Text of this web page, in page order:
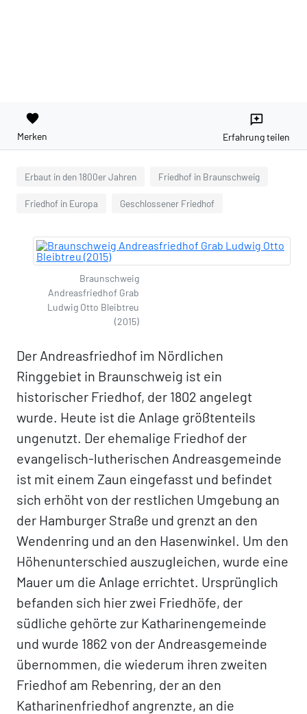
favorite
Merken
reviews
Erfahrung teilen
Erbaut in den 1800er Jahren Friedhof in Braunschweig
Friedhof in Europa Geschlossener Friedhof
Braunschweig
Andreasfriedhof Grab
Ludwig Otto Bleibtreu
(2015)
Der Andreasfriedhof im Nördlichen
Ringgebiet in Braunschweig ist ein
historischer Friedhof, der 1802 angelegt
wurde. Heute ist die Anlage größtenteils
ungenutzt. Der ehemalige Friedhof der
evangelisch-lutherischen Andreasgemeinde
ist mit einem Zaun eingefasst und befindet
sich erhöht von der restlichen Umgebung an
der Hamburger Straße und grenzt an den
Wendenring und an den Hasenwinkel. Um den
Höhenunterschied auszugleichen, wurde eine
Mauer um die Anlage errichtet. Ursprünglich
befanden sich hier zwei Friedhöfe, der
südliche gehörte zur Katharinengemeinde
und wurde 1862 von der Andreasgemeinde
übernommen, die wiederum ihren zweiten
Friedhof am Rebenring, der an den
Katharinenfriedhof angrenzte, an die